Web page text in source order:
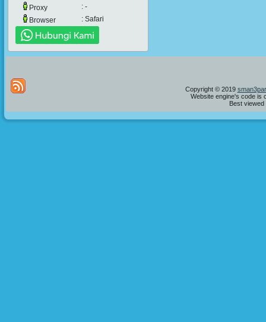
Proxy
: -
Browser
: Safari
Copyright © 2019
Website engine's code is
Best